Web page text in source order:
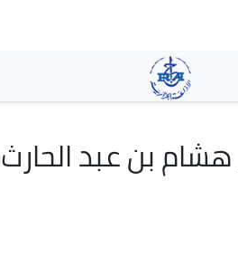
هشام بن عبد الحارث